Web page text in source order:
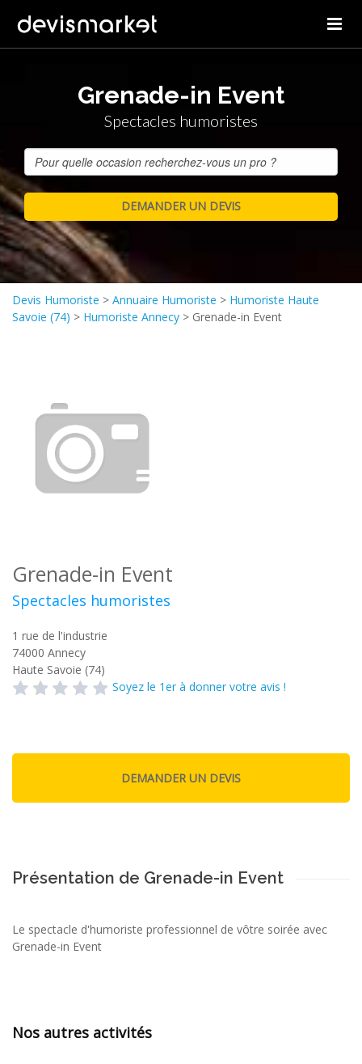
Grenade-in Event
Spectacles humoristes
Devis Humoriste > Annuaire Humoriste > Humoriste Haute
Savoie (74) > Humoriste Annecy > Grenade-in Event
Grenade-in Event
Spectacles humoristes
1 rue de l'industrie
74000 Annecy
Haute Savoie (74)
Soyez le 1er à donner votre avis !
Présentation de Grenade-in Event
Le spectacle d'humoriste professionnel de vôtre soirée avec
Grenade-in Event
Nos autres activités